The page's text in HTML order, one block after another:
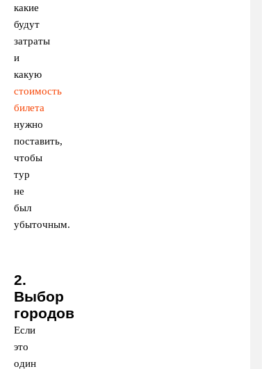
какие
будут
затраты
и
какую
стоимость
билета
нужно
поставить,
чтобы
тур
не
был
убыточным.
2.
Выбор
городов
Если
это
один